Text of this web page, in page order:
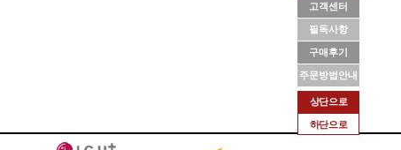
고객센터
필독사항
구매후기
주문방법안내
상단으로
하단으로